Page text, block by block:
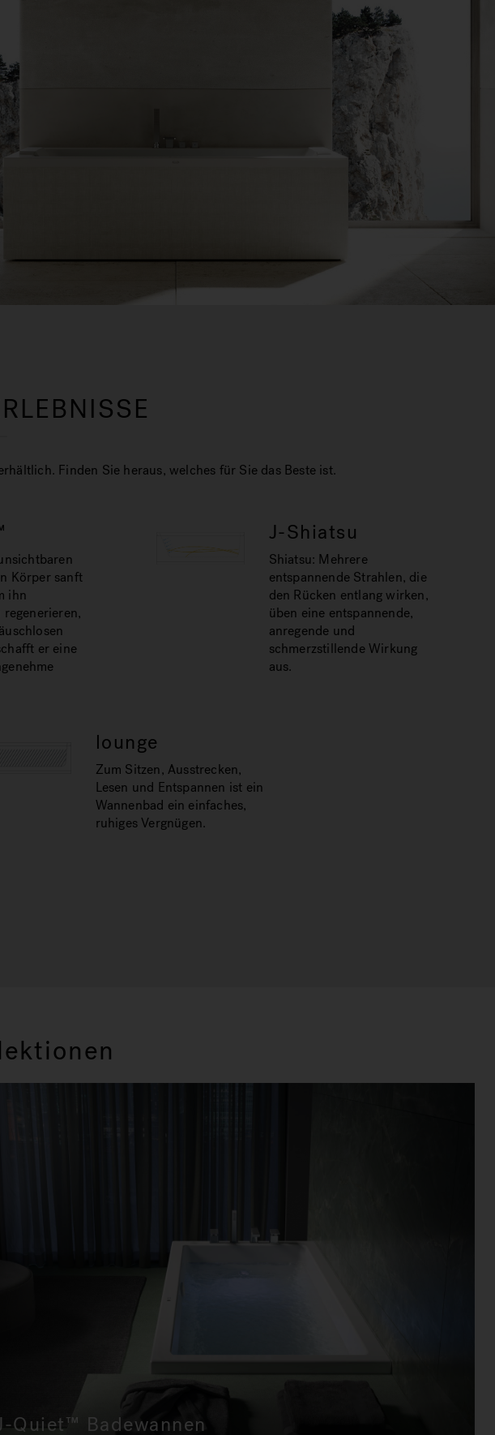
Finden Sie heraus, welches für Sie das Beste ist.
Körper sanft
ihn
er eine
J-Shiatsu
Shiatsu: Mehrere
entspannende Strahlen, die
den Rücken entlang wirken,
üben eine entspannende,
anregende und
schmerzstillende Wirkung
aus.
lounge
Zum Sitzen, Ausstrecken,
Lesen und Entspannen ist ein
Wannenbad ein einfaches,
ruhiges Vergnügen.
Mehr erfahren J-Quiet™ Badewannen
Quiet™ Badewannen